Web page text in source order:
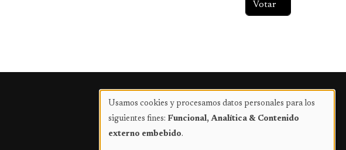
Publicidad
Uso
de
Usamos cookies y procesamos datos personales para los
siguientes fines: Funcional, Analítica & Contenido
externo embebido.